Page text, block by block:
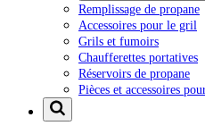
Remplissage de propane
Accessoires pour le gril
Grils et fumoirs
Chaufferettes portatives
Réservoirs de propane
Pièces et accessoires